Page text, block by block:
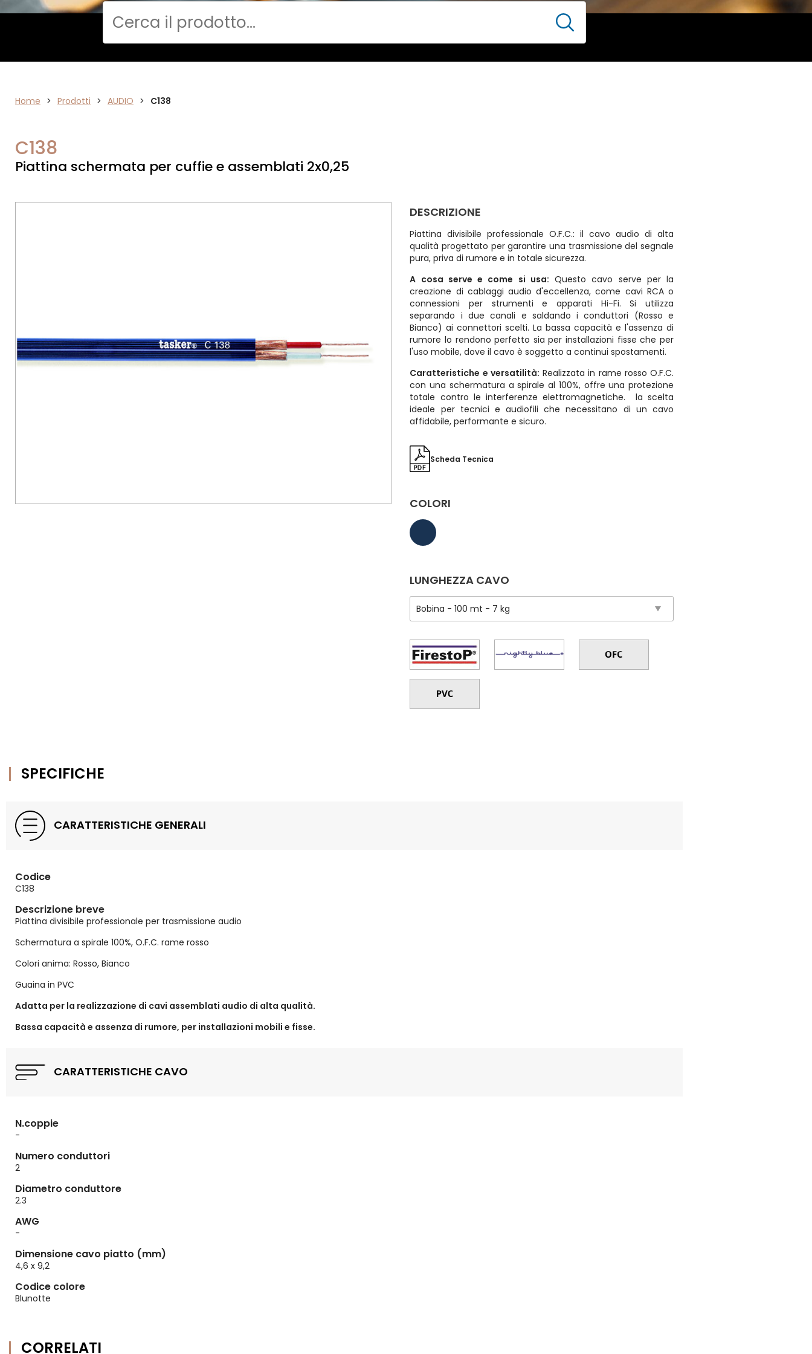
ELETTRONICA
Cerca
Home > Prodotti > AUDIO > C138
C138
Piattina schermata per cuffie e assemblati 2x0,25
DESCRIZIONE
Piattina divisibile professionale O.F.C.: il cavo audio di alta
qualità progettato per garantire una trasmissione del segnale
pura, priva di rumore e in totale sicurezza.
A cosa serve e come si usa: Questo cavo serve per la
creazione di cablaggi audio d'eccellenza, come cavi RCA o
connessioni per strumenti e apparati Hi-Fi. Si utilizza
separando i due canali e saldando i conduttori (Rosso e
Bianco) ai connettori scelti. La bassa capacità e l'assenza di
rumore lo rendono perfetto sia per installazioni fisse che per
l'uso mobile, dove il cavo è soggetto a continui spostamenti.
Caratteristiche e versatilità: Realizzata in rame rosso O.F.C.
con una schermatura a spirale al 100%, offre una protezione
totale contro le interferenze elettromagnetiche. la scelta
ideale per tecnici e audiofili che necessitano di un cavo
affidabile, performante e sicuro.
Scheda Tecnica
COLORI
LUNGHEZZA CAVO
SPECIFICHE
CARATTERISTICHE GENERALI
Codice
C138
Descrizione breve
Piattina divisibile professionale per trasmissione audio
Schermatura a spirale 100%, O.F.C. rame rosso
Colori anima: Rosso, Bianco
Guaina in PVC
Adatta per la realizzazione di cavi assemblati audio di alta qualità.
Bassa capacità e assenza di rumore, per installazioni mobili e fisse.
CARATTERISTICHE CAVO
N.coppie
-
Numero conduttori
2
Diametro conduttore
2.3
AWG
-
Dimensione cavo piatto (mm)
4,6 x 9,2
Codice colore
Blunotte
CORRELATI